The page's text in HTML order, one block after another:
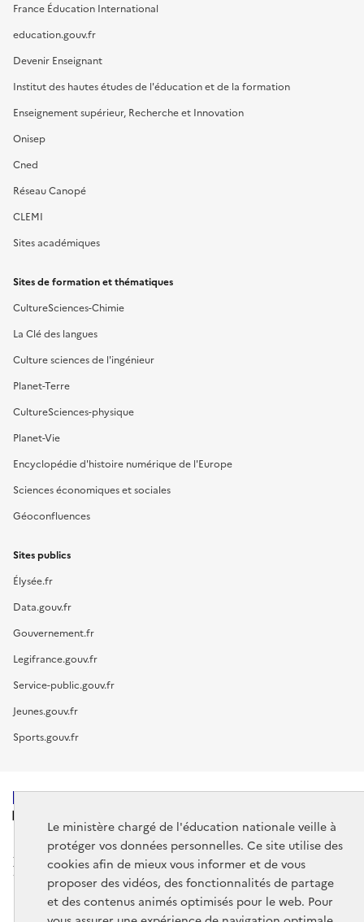
Le ministère chargé de l'éducation nationale veille à
protéger vos données personnelles. Ce site utilise des
cookies afin de mieux vous informer et de vous
proposer des vidéos, des fonctionnalités de partage
et des contenus animés optimisés pour le web. Pour
France Éducation International
education.gouv.fr
Devenir Enseignant
Institut des hautes études de l'éducation et de la formation
Enseignement supérieur, Recherche et Innovation
Onisep
Cned
Réseau Canopé
CLEMI
Sites académiques
Sites de formation et thématiques
CultureSciences-Chimie
La Clé des langues
Culture sciences de l'ingénieur
Planet-Terre
CultureSciences-physique
Planet-Vie
Encyclopédie d'histoire numérique de l'Europe
Sciences économiques et sociales
Géoconfluences
Sites publics
Élysée.fr
Data.gouv.fr
Gouvernement.fr
Legifrance.gouv.fr
Service-public.gouv.fr
Jeunes.gouv.fr
Sports.gouv.fr
MINISTÈRE
DE L'ÉDUCATION
NATIONALE